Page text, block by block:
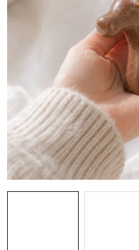
Doprava a platba
FAQ
Vrácení zboží a
Ochrana Osobních údajů
Odstoupení od smlouvy